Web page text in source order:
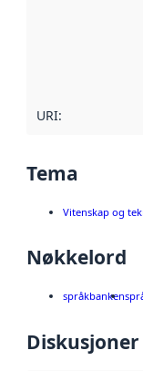
URI:
Tema
Vitenskap og
Nøkkelord
språkbanken